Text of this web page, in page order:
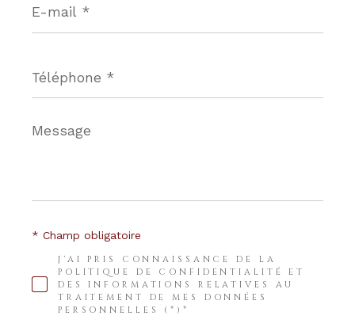
mail
*
*
Message
*
J'AI PRIS CONNAISSANCE DE LA
POLITIQUE DE CONFIDENTIALITÉ ET
DES INFORMATIONS RELATIVES AU
TRAITEMENT DE MES DONNÉES
PERSONNELLES (*)*
* Champ obligatoire